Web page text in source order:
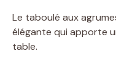
Le taboulé aux
élégante qui apporte
table.